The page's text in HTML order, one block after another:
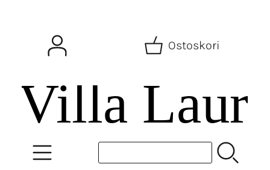
Ostoskori